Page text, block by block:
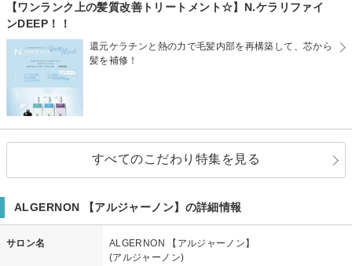
【ワンランク上の髪質改善トリートメント☆】N.ケラリファイ
ンDEEP！！
還元ケラチンと熱の力で毛髪内部を再構築して、芯から
髪を補修！
すべてのこだわり特集を見る
ALGERNON 【アルジャーノン】の詳細情報
サロン名
ALGERNON 【アルジャーノン】
(アルジャーノン)